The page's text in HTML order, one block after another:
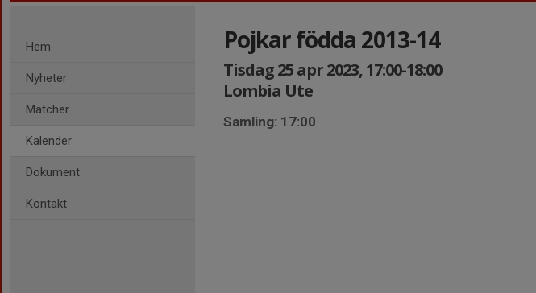
Hem
Nyheter
Matcher
Kalender
Dokument
Kontakt
Pojkar födda 2013-14
Tisdag 25 apr 2023, 17:00-18:00
Lombia Ute
Samling: 17:00